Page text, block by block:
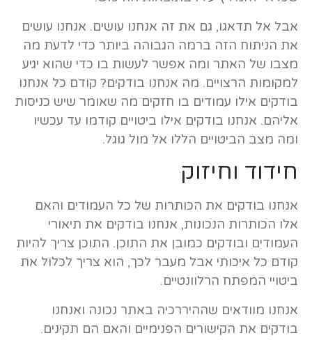
אבל אל תדאגו, גם את זה אנחנו עושים. אנחנו עושים
את הניתוח הזה ברמה הגבוהה ביותר כדי לדעת מה
מצבו של האתר ומה אפשר לעשות בו כדי שהוא יגיע
למקומות הרצויים. מה אנחנו בודקים? קודם כל אנחנו
בודקים אילו עמודים בו חזקים מה שאומר שיש כניסות
אליהם. אנחנו בודקים אילו ביטויים קודמו עד עכשיו
ומה מצב הביטויים הללו אל מול גוגל.
חידוד וחיזוק
אנחנו בודקים את הכותרות של כל העמודים והאם
אלו הכותרות הנכונות, אנחנו בודקים את תיאורי
העמודים ובודקים כמובן את התוכן. התוכן צריך להיות
קודם כל איכותי אבל מעבר לכך, הוא צריך לכלול את
ביטויי המפתח הרלוונטיים.
אנחנו מוודאים שההיררכיה באתר נכונה ואנחנו
בודקים את הקישורים הפנימיים והאם הם תקינים.